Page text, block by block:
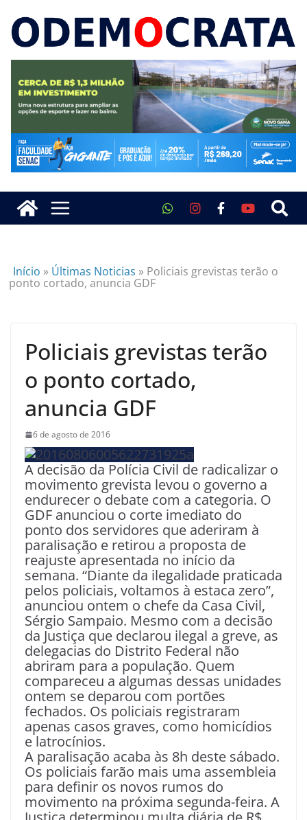
Início » Últimas Noticias » Policiais grevistas terão o
ponto cortado, anuncia GDF
Policiais grevistas terão
o ponto cortado,
anuncia GDF
6 de agosto de 2016
A decisão da Polícia Civil de radicalizar o
movimento grevista levou o governo a
endurecer o debate com a categoria. O
GDF anunciou o corte imediato do
ponto dos servidores que aderiram à
paralisação e retirou a proposta de
reajuste apresentada no início da
semana. “Diante da ilegalidade praticada
pelos policiais, voltamos à estaca zero”,
anunciou ontem o chefe da Casa Civil,
Sérgio Sampaio. Mesmo com a decisão
da Justiça que declarou ilegal a greve, as
delegacias do Distrito Federal não
abriram para a população. Quem
compareceu a algumas dessas unidades
ontem se deparou com portões
fechados. Os policiais registraram
apenas casos graves, como homicídios
e latrocínios.
A paralisação acaba às 8h deste sábado.
Os policiais farão mais uma assembleia
para definir os novos rumos do
movimento na próxima segunda-feira. A